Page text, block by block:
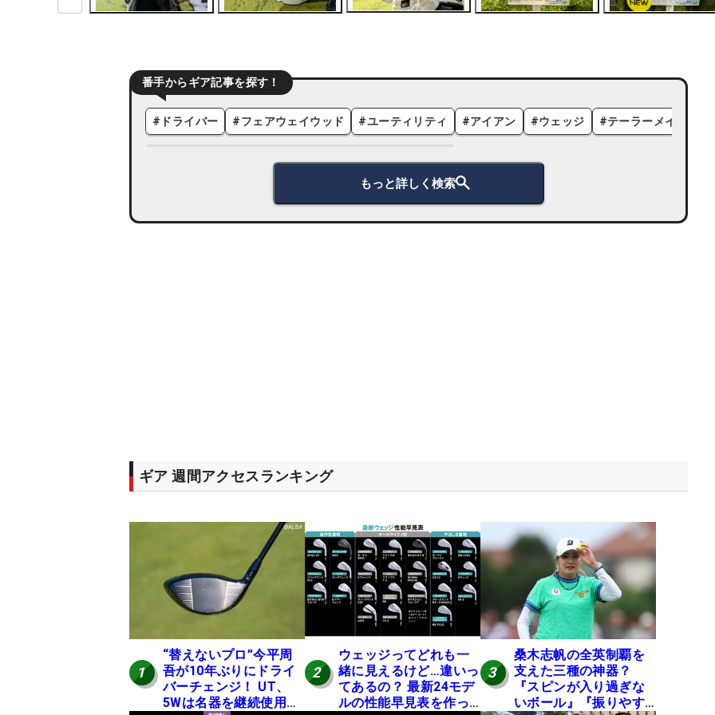
番手からギア記事を探す！
# ドライバー #フェアウェイウッド #ユーティリティ #アイアン #ウェッジ #テーラーメイド
もっと詳しく検索
ギア 週間アクセスランキング
1
“替えないプロ”今平周
吾が10年ぶりにドライ
バーチェンジ！ UT、
5Wは名器を継続使用
2
ウェッジってどれも一
緒に見えるけど…違いっ
てあるの？ 最新24モデ
ルの性能早見表を作っ
3
桑木志帆の全英制覇を
支えた三種の神器？
『スピンが入り過ぎな
いボール』『振りやす